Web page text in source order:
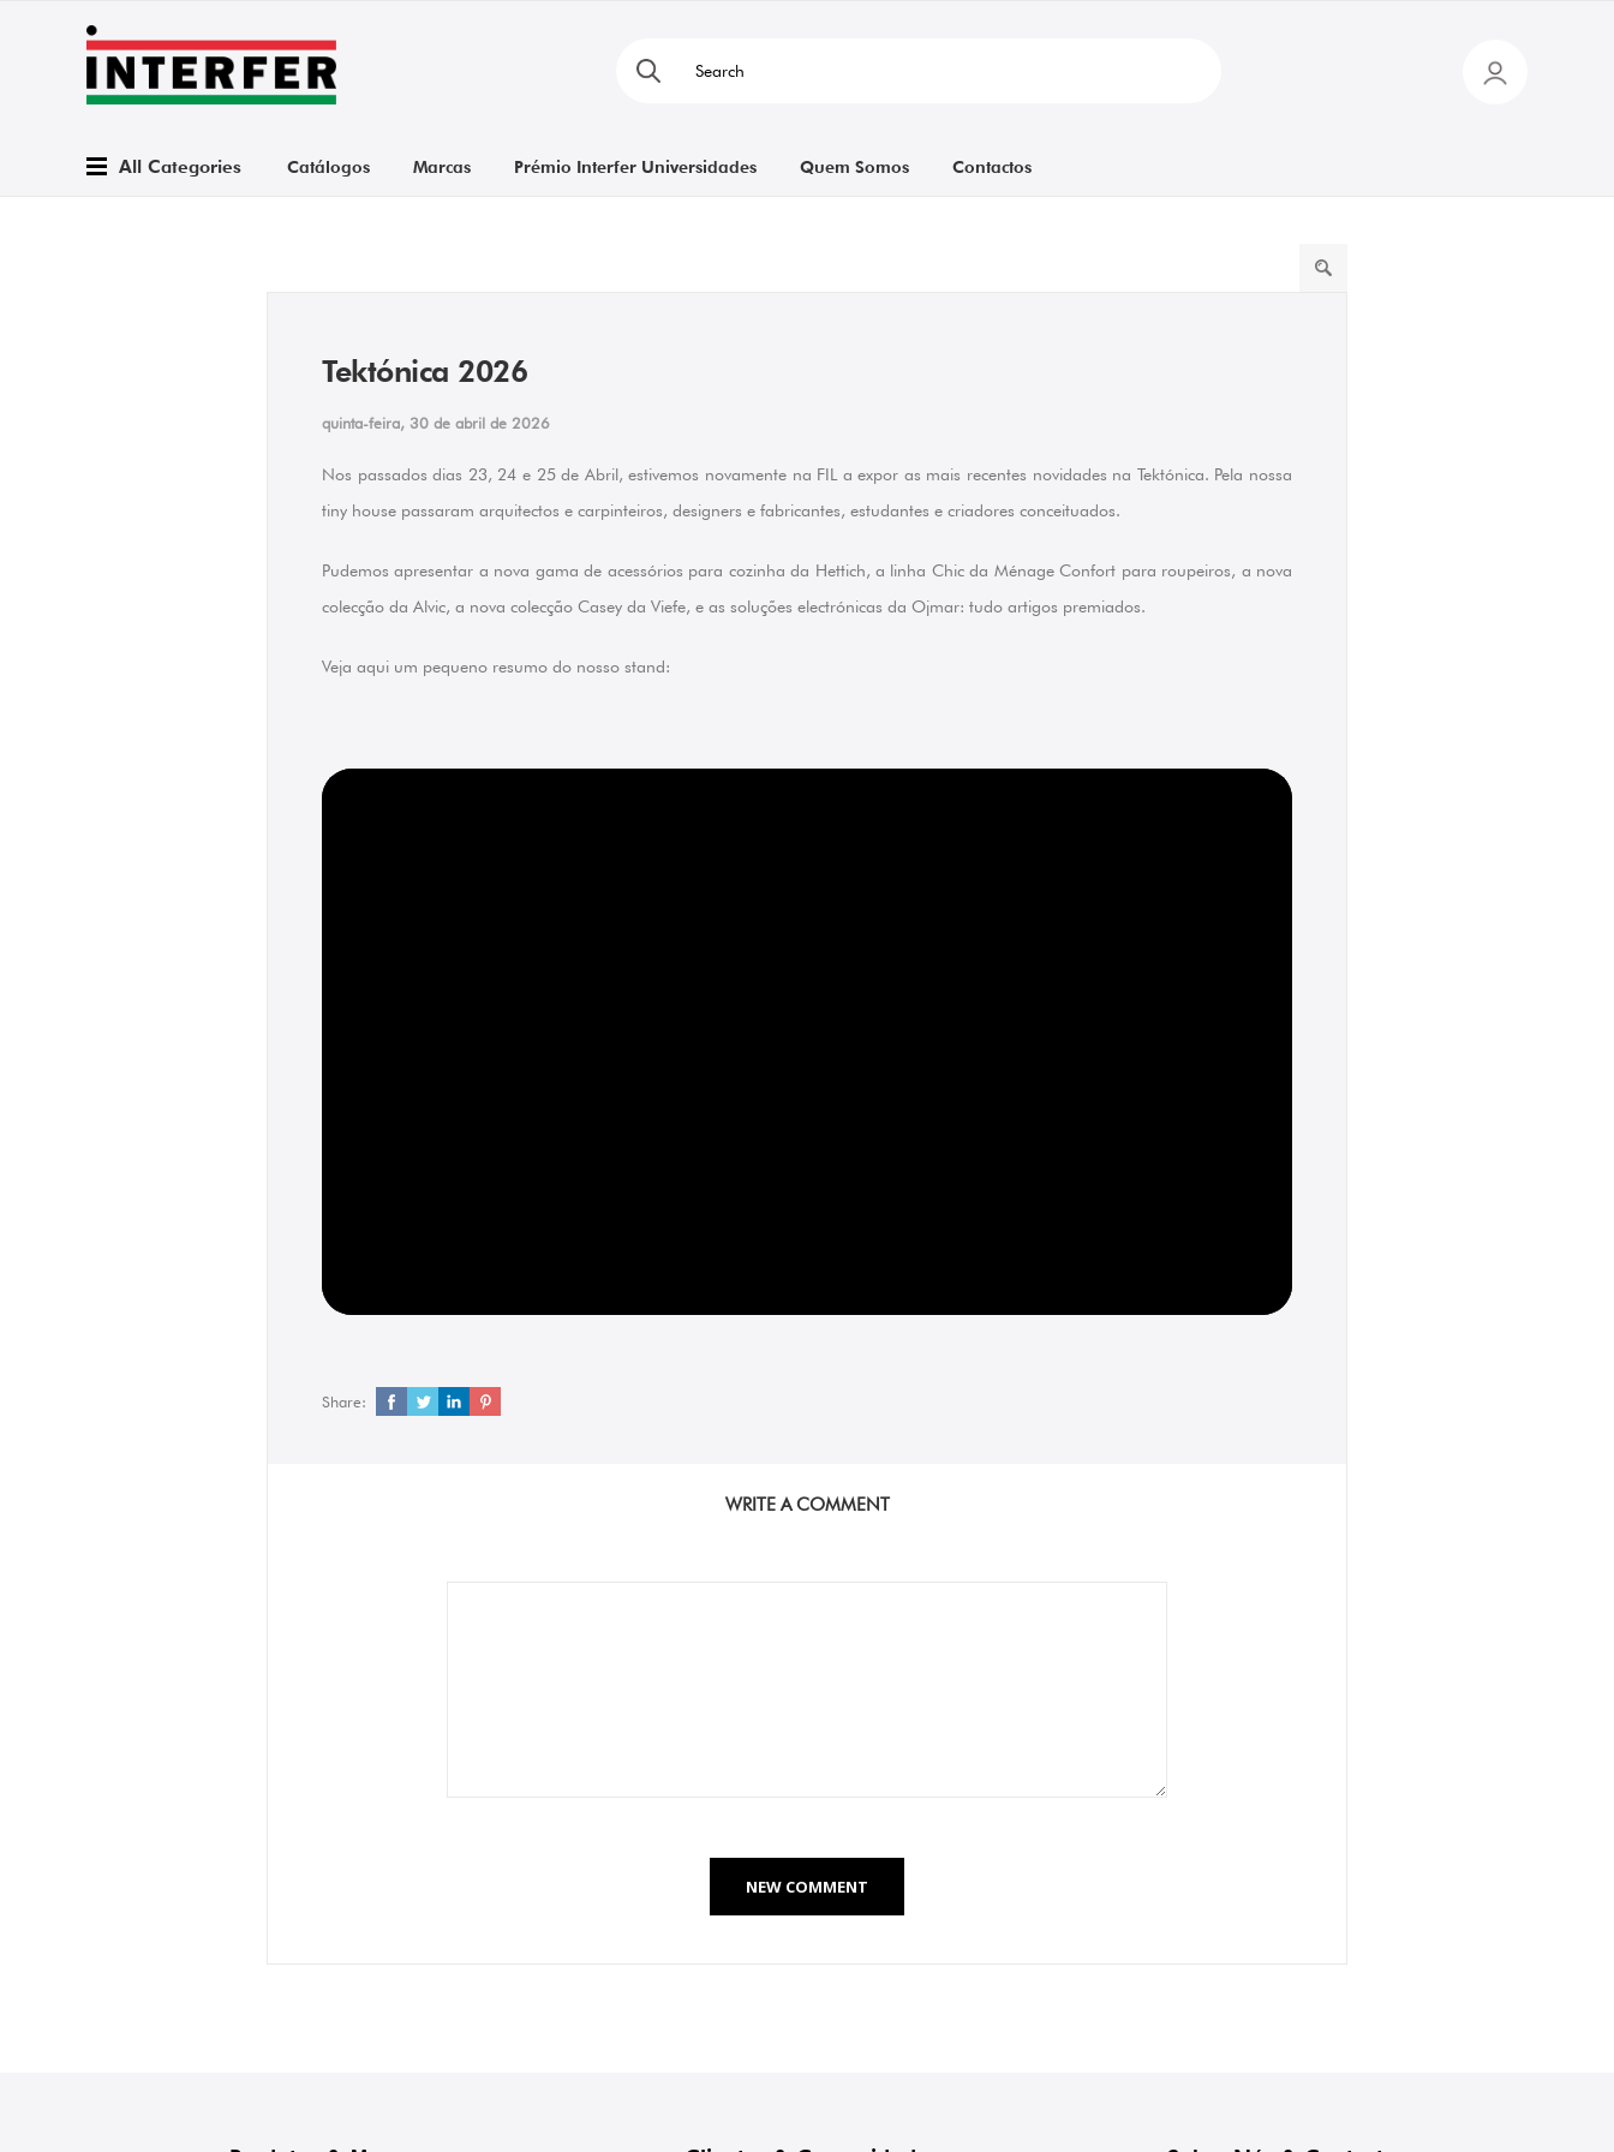
All Categories Catálogos Marcas Prémio Interfer Universidades Quem Somos Contactos
Tektónica 2026
quinta-feira, 30 de abril de 2026
Nos passados dias 23, 24 e 25 de Abril, estivemos novamente na FIL a expor as mais recentes novidades na Tektónica. Pela nossa
tiny house passaram arquitectos e carpinteiros, designers e fabricantes, estudantes e criadores conceituados.
Pudemos apresentar a nova gama de acessórios para cozinha da Hettich, a linha Chic da Ménage Confort para roupeiros, a nova
colecção da Alvic, a nova colecção Casey da Viefe, e as soluções electrónicas da Ojmar: tudo artigos premiados.
Veja aqui um pequeno resumo do nosso stand:
Share:
WRITE A COMMENT
NEW COMMENT